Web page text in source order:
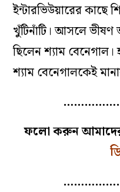
ইন্টারভিউয়ারের কাছে
খুঁটিনাঁটি। আসলে
ছিলেন শ্যাম বেনেগাল।
শ্যাম বেনেগালকেই
ফলো করুন